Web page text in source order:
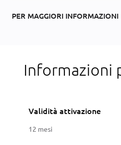
PER MAGGIORI INFORMAZIONI
Informazioni
Validità attivazione
12 mesi